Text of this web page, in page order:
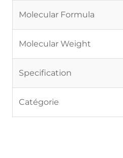
Molecular Formula
Molecular Weight
Specification
Catégorie